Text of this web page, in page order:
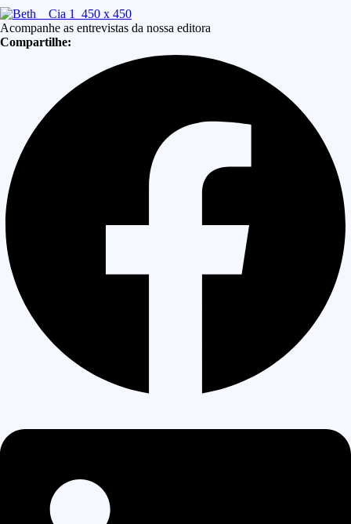
Acompanhe as entrevistas da nossa editora
Compartilhe: